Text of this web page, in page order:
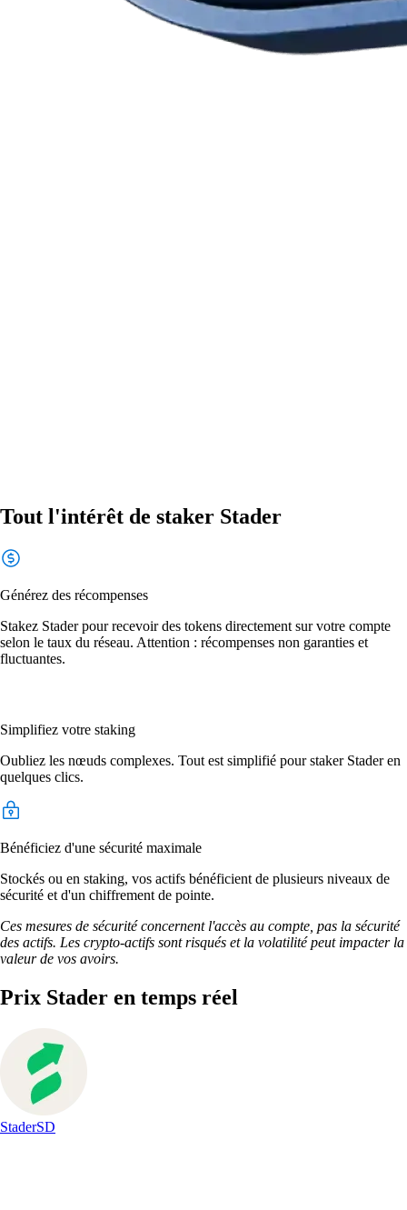
Tout l'intérêt de staker Stader
Générez des récompenses
Stakez Stader pour recevoir des tokens directement sur votre compte
selon le taux du réseau. Attention : récompenses non garanties et
fluctuantes.
Simplifiez votre staking
Oubliez les nœuds complexes. Tout est simplifié pour staker Stader en
quelques clics.
Bénéficiez d'une sécurité maximale
Stockés ou en staking, vos actifs bénéficient de plusieurs niveaux de
sécurité et d'un chiffrement de pointe.
Ces mesures de sécurité concernent l'accès au compte, pas la sécurité
des actifs. Les crypto-actifs sont risqués et la volatilité peut impacter la
valeur de vos avoirs.
Prix Stader en temps réel
StaderSD